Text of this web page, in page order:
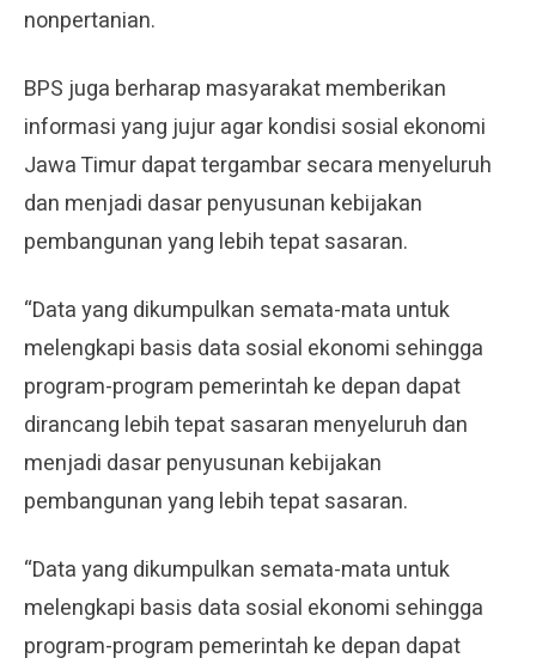
nonpertanian.
BPS juga berharap masyarakat memberikan
informasi yang jujur agar kondisi sosial ekonomi
Jawa Timur dapat tergambar secara menyeluruh
dan menjadi dasar penyusunan kebijakan
pembangunan yang lebih tepat sasaran.
“Data yang dikumpulkan semata-mata untuk
melengkapi basis data sosial ekonomi sehingga
program-program pemerintah ke depan dapat
dirancang lebih tepat sasaran menyeluruh dan
menjadi dasar penyusunan kebijakan
pembangunan yang lebih tepat sasaran.
“Data yang dikumpulkan semata-mata untuk
melengkapi basis data sosial ekonomi sehingga
program-program pemerintah ke depan dapat